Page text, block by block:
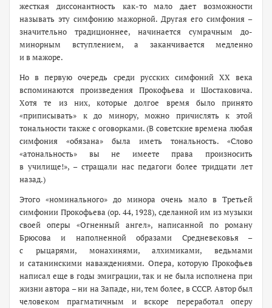
жесткая диссонантность как-то мало дает возможности
называть эту симфонию мажорной. Другая его симфония –
значительно традиционнее, начинается сумрачным до-
минорным вступлением, а заканчивается медленно
и в мажоре.
Но в первую очередь среди русских симфоний ХХ века
вспоминаются произведения Прокофьева и Шостаковича.
Хотя те из них, которые долгое время было принято
«приписывать» к до минору, можно причислять к этой
тональности также с оговорками. (В советские времена любая
симфония «обязана» была иметь тональность. «Слово
«атональность» вы не имеете права произносить
в училище!», – стращали нас педагоги более тридцати лет
назад.)
Этого «номинального» до минора очень мало в Третьей
симфонии Прокофьева (ор. 44, 1928), сделанной им из музыки
своей оперы «Огненный ангел», написанной по роману
Брюсова и наполненной образами Средневековья –
с рыцарями, монахинями, алхимиками, ведьмами
и сатанинскими наваждениями. Опера, которую Прокофьев
написал еще в годы эмиграции, так и не была исполнена при
жизни автора – ни на Западе, ни, тем более, в СССР. Автор был
человеком прагматичным и вскоре переработал оперу